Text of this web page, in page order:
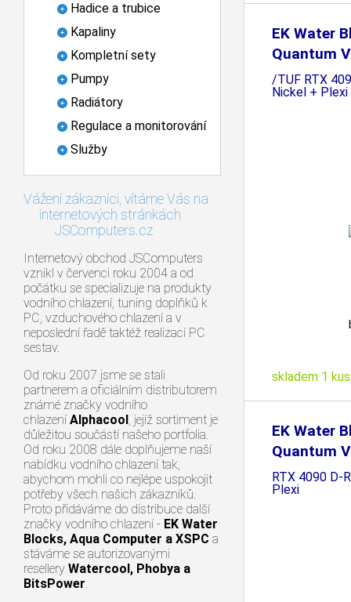
Hadice a trubice
Kapaliny
Kompletní sety
Pumpy
Radiátory
Regulace a monitorování
Služby
Vážení zákazníci, vítáme Vás na
internetových stránkách
JSComputers.cz
Internetový obchod JSComputers
vznikl v červenci roku 2004 a od
počátku se specializuje na produkty
vodního chlazení, tuning doplňků k
PC, vzduchového chlazení a v
neposlední řadě taktéž realizací PC
sestav.
Od roku 2007 jsme se stali
partnerem a oficiálním distributorem
známé značky vodního
chlazení Alphacool, jejíž sortiment je
důležitou součástí našeho portfolia.
Od roku 2008 dále doplňujeme naší
nabídku vodního chlazení tak,
abychom mohli co nejlépe uspokojit
potřeby všech našich zákazníků.
Proto přidáváme do distribuce další
značky vodního chlazení - EK Water
Blocks, Aqua Computer a XSPC a
stáváme se autorizovanými
resellery Watercool, Phobya a
BitsPower.
EK Water
Quantum
/TUF RTX
Nickel + Plexi
skladem 1 kus
EK Water
Quantum
RTX 4090 D-
Plexi